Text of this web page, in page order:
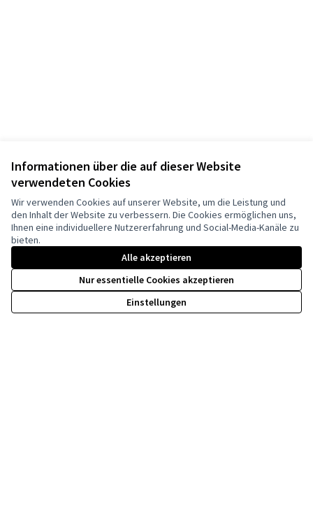
Informationen über die auf dieser Website
verwendeten Cookies
Wir verwenden Cookies auf unserer Website, um die Leistung und
den Inhalt der Website zu verbessern. Die Cookies ermöglichen uns,
Ihnen eine individuellere Nutzererfahrung und Social-Media-Kanäle zu
bieten.
Alle akzeptieren
Nur essentielle Cookies akzeptieren
Einstellungen
Nutzungsbedingungen
erstellt.
Creative
(Externer